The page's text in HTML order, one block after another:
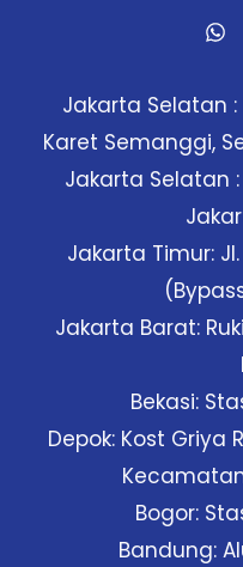
Jakarta Selatan
Karet Semanggi,
Jakarta Selatan
Jakarta Timur:
Jakarta Barat:
Bekasi:
Depok: Kost Griya
Bogor:
Bandung: